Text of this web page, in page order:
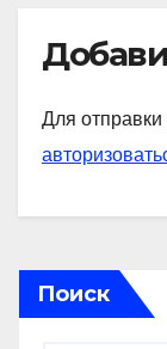
Для
Поиск